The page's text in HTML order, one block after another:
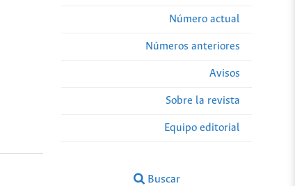
Número actual
Números anteriores
Avisos
Sobre la revista
Equipo editorial
Buscar